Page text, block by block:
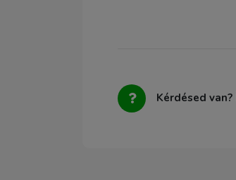
Kérdésed van?